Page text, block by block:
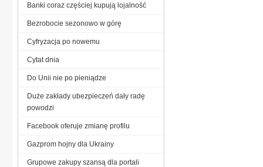
Banki coraz częściej kupują lojalność
Bezrobocie sezonowo w górę
Cyfryzacja po nowemu
Cytat dnia
Do Unii nie po pieniądze
Duże zakłady ubezpieczeń dały radę
powodzi
Facebook oferuje zmianę profilu
Gazprom hojny dla Ukrainy
Grupowe zakupy szansą dla portali